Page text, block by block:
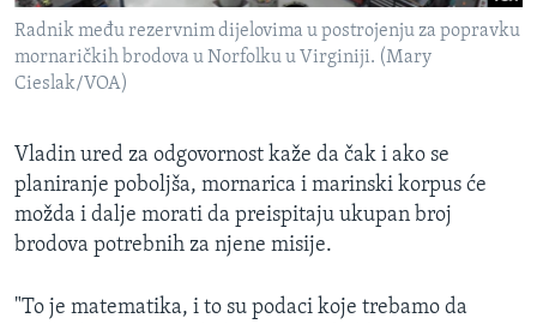
Radnik među rezervnim dijelovima u postrojenju za popravku
mornaričkih brodova u Norfolku u Virginiji. (Mary
Cieslak/VOA)
Vladin ured za odgovornost kaže da čak i ako se
planiranje poboljša, mornarica i marinski korpus će
možda i dalje morati da preispitaju ukupan broj
brodova potrebnih za njene misije.
"To je matematika, i to su podaci koje trebamo da